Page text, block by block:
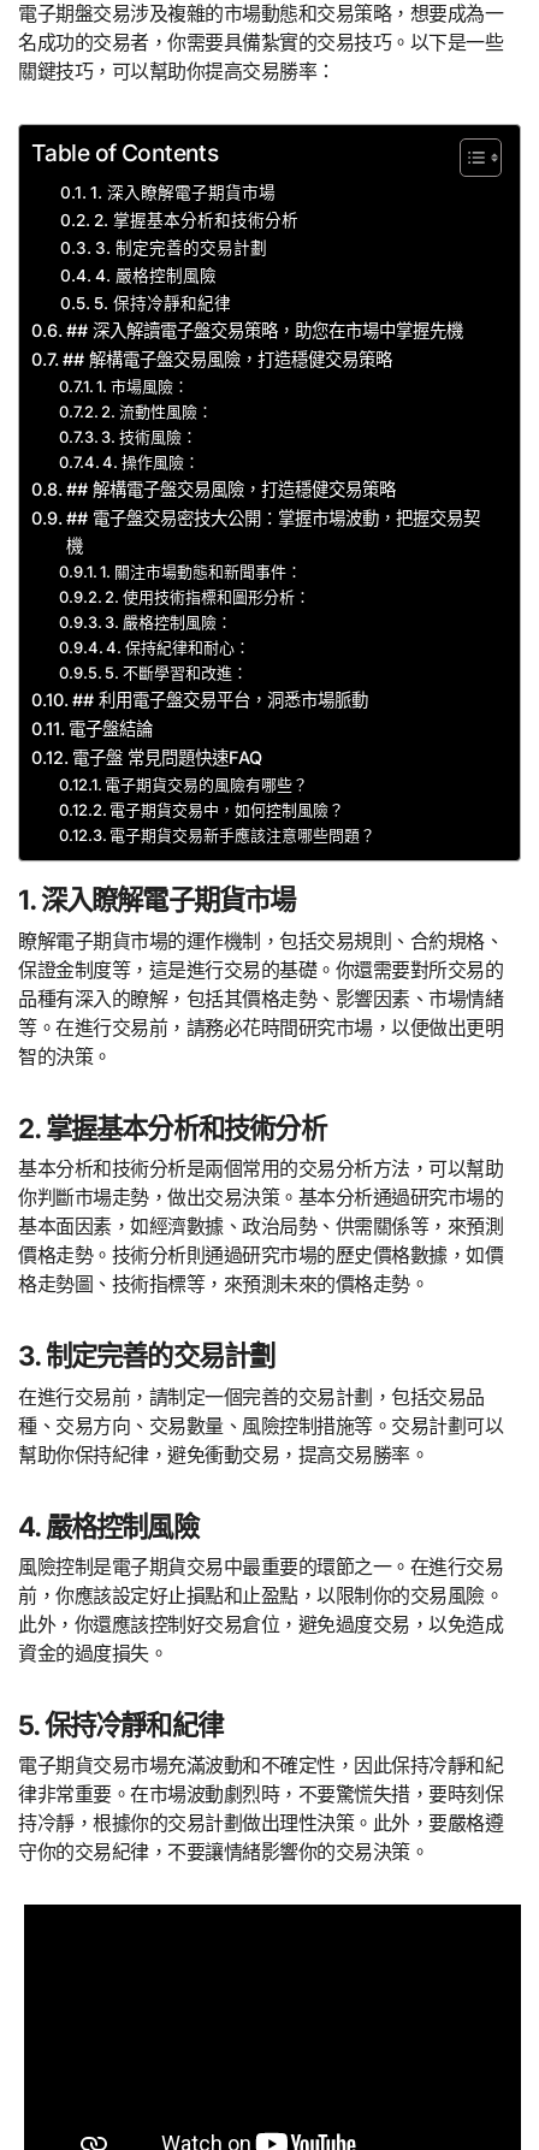
電子期盤交易涉及複雜的市場動態和交易策略，想要成為一
名成功的交易者，你需要具備紮實的交易技巧。以下是一些
關鍵技巧，可以幫助你提高交易勝率：
Table of Contents
1. 深入瞭解電子期貨市場
2. 掌握基本分析和技術分析
3. 制定完善的交易計劃
4. 嚴格控制風險
5. 保持冷靜和紀律
## 深入解讀電子盤交易策略，助您在市場中掌握先機
## 解構電子盤交易風險，打造穩健交易策略
1. 市場風險：
2. 流動性風險：
3. 技術風險：
4. 操作風險：
## 解構電子盤交易風險，打造穩健交易策略
## 電子盤交易密技大公開：掌握市場波動，把握交易契
機
1. 關注市場動態和新聞事件：
2. 使用技術指標和圖形分析：
3. 嚴格控制風險：
4. 保持紀律和耐心：
5. 不斷學習和改進：
## 利用電子盤交易平台，洞悉市場脈動
電子盤結論
電子盤 常見問題快速FAQ
電子期貨交易的風險有哪些？
電子期貨交易中，如何控制風險？
電子期貨交易新手應該注意哪些問題？
1. 深入瞭解電子期貨市場
瞭解電子期貨市場的運作機制，包括交易規則、合約規格、
保證金制度等，這是進行交易的基礎。你還需要對所交易的
品種有深入的瞭解，包括其價格走勢、影響因素、市場情緒
等。在進行交易前，請務必花時間研究市場，以便做出更明
智的決策。
2. 掌握基本分析和技術分析
基本分析和技術分析是兩個常用的交易分析方法，可以幫助
你判斷市場走勢，做出交易決策。基本分析通過研究市場的
基本面因素，如經濟數據、政治局勢、供需關係等，來預測
價格走勢。技術分析則通過研究市場的歷史價格數據，如價
格走勢圖、技術指標等，來預測未來的價格走勢。
3. 制定完善的交易計劃
在進行交易前，請制定一個完善的交易計劃，包括交易品
種、交易方向、交易數量、風險控制措施等。交易計劃可以
幫助你保持紀律，避免衝動交易，提高交易勝率。
4. 嚴格控制風險
風險控制是電子期貨交易中最重要的環節之一。在進行交易
前，你應該設定好止損點和止盈點，以限制你的交易風險。
此外，你還應該控制好交易倉位，避免過度交易，以免造成
資金的過度損失。
5. 保持冷靜和紀律
電子期貨交易市場充滿波動和不確定性，因此保持冷靜和紀
律非常重要。在市場波動劇烈時，不要驚慌失措，要時刻保
持冷靜，根據你的交易計劃做出理性決策。此外，要嚴格遵
守你的交易紀律，不要讓情緒影響你的交易決策。